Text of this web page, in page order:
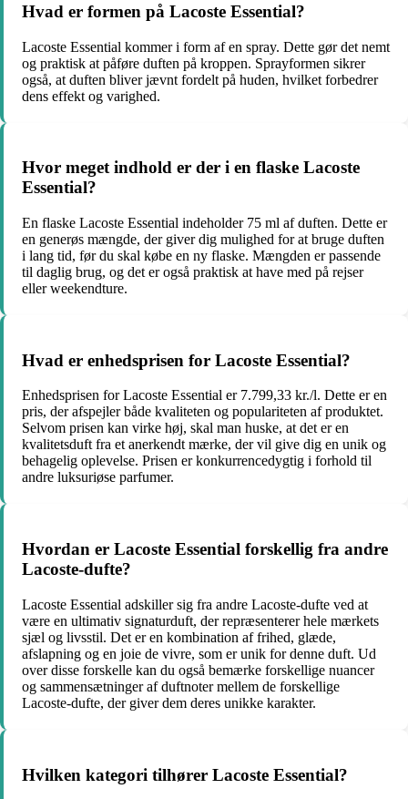
Hvad er formen på Lacoste Essential?
Lacoste Essential kommer i form af en spray. Dette gør det nemt
og praktisk at påføre duften på kroppen. Sprayformen sikrer
også, at duften bliver jævnt fordelt på huden, hvilket forbedrer
dens effekt og varighed.
Hvor meget indhold er der i en flaske Lacoste
Essential?
En flaske Lacoste Essential indeholder 75 ml af duften. Dette er
en generøs mængde, der giver dig mulighed for at bruge duften
i lang tid, før du skal købe en ny flaske. Mængden er passende
til daglig brug, og det er også praktisk at have med på rejser
eller weekendture.
Hvad er enhedsprisen for Lacoste Essential?
Enhedsprisen for Lacoste Essential er 7.799,33 kr./l. Dette er en
pris, der afspejler både kvaliteten og populariteten af ​​produktet.
Selvom prisen kan virke høj, skal man huske, at det er en
kvalitetsduft fra et anerkendt mærke, der vil give dig en unik og
behagelig oplevelse. Prisen er konkurrencedygtig i forhold til
andre luksuriøse parfumer.
Hvordan er Lacoste Essential forskellig fra andre
Lacoste-dufte?
Lacoste Essential adskiller sig fra andre Lacoste-dufte ved at
være en ultimativ signaturduft, der repræsenterer hele mærkets
sjæl og livsstil. Det er en kombination af frihed, glæde,
afslapning og en joie de vivre, som er unik for denne duft. Ud
over disse forskelle kan du også bemærke forskellige nuancer
og sammensætninger af duftnoter mellem de forskellige
Lacoste-dufte, der giver dem deres unikke karakter.
Hvilken kategori tilhører Lacoste Essential?